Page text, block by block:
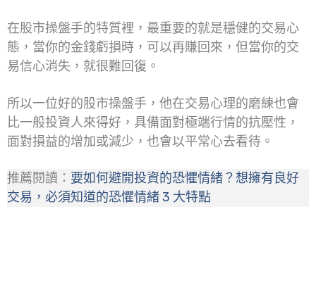
在股市操盤手的特質裡，最重要的就是穩健的交易心
態，當你的金錢虧損時，可以再賺回來，但當你的交
易信心消失，就很難回復。
所以一位好的股市操盤手，他在交易心理的磨練也會
比一般投資人來得好，具備面對極端行情的抗壓性，
面對損益的增加或減少，也會以平常心去看待。
推薦閱讀： 要如何避開投資的恐懼情緒？想擁有良好
交易，必須知道的恐懼情緒 3 大特點